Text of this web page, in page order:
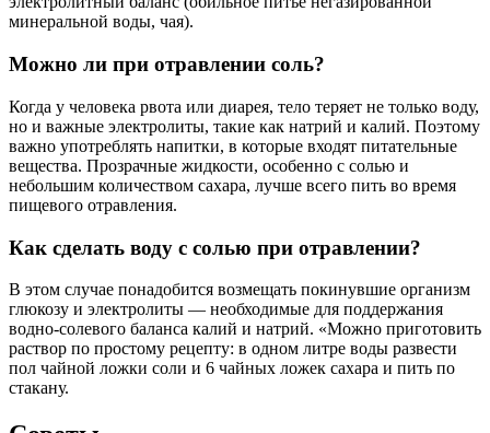
минеральной воды, чая).
Можно ли при отравлении соль?
Когда у человека рвота или диарея, тело теряет не только воду,
но и важные электролиты, такие как натрий и калий. Поэтому
важно употреблять напитки, в которые входят питательные
вещества. Прозрачные жидкости, особенно с солью и
небольшим количеством сахара, лучше всего пить во время
пищевого отравления.
Как сделать воду с солью при отравлении?
В этом случае понадобится возмещать покинувшие организм
глюкозу и электролиты — необходимые для поддержания
водно-солевого баланса калий и натрий. «Можно приготовить
раствор по простому рецепту: в одном литре воды развести
пол чайной ложки соли и 6 чайных ложек сахара и пить по
стакану.